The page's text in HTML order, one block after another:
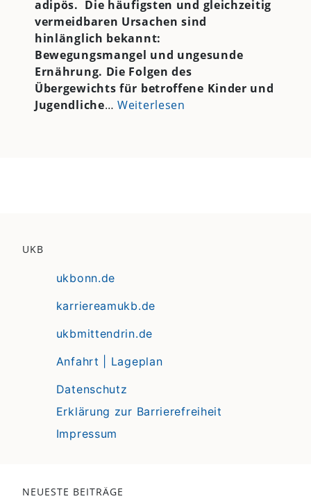
adipös. Die häufigsten und gleichzeitig
vermeidbaren Ursachen sind
hinlänglich bekannt:
Bewegungsmangel und ungesunde
Ernährung. Die Folgen des
Übergewichts für betroffene Kinder und
Jugendliche…Weiterlesen
UKB
ukbonn.de
karriereamukb.de
ukbmittendrin.de
Anfahrt | Lageplan
Datenschutz
Erklärung zur Barrierefreiheit
Impressum
NEUESTE BEITRÄGE